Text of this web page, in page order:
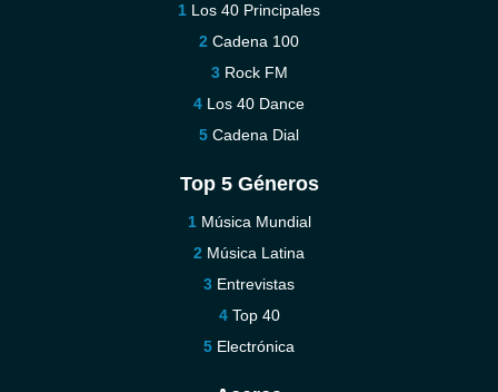
Los 40 Principales
Cadena 100
Rock FM
Los 40 Dance
Cadena Dial
Top 5 Géneros
Música Mundial
Música Latina
Entrevistas
Top 40
Electrónica